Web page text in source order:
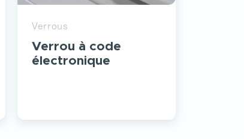
Verrous
Verrou à code
électronique